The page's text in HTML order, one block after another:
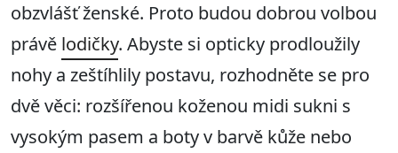
obzvlášť ženské. Proto budou dobrou volbou
právě lodičky. Abyste si opticky prodloužily
nohy a zeštíhlily postavu, rozhodněte se pro
dvě věci: rozšířenou koženou midi sukni s
vysokým pasem a boty v barvě kůže nebo